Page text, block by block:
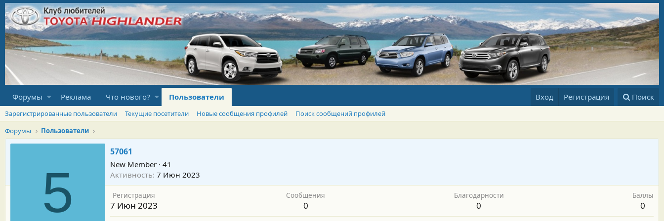
Форумы Реклама Что нового? Пользователи Вход Регистрация Поиск
Зарегистрированные пользователи Текущие посетители Новые сообщения профилей
Поиск сообщений профилей
Форумы
Пользователи
5
57061
New Member · 41
Активность 7 Июн 2023
Регистрация
7 Июн 2023
Сообщения
0
Благодарности
0
Баллы
0